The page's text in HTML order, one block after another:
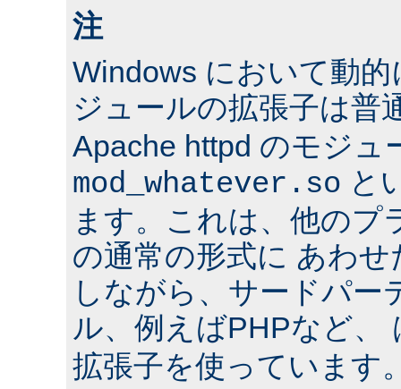
注
Windows において動
ジュールの拡張子は普
Apache httpd のモジュ
mod_whatever.so と
ます。これは、他のプ
の通常の形式に あわ
しながら、サードパー
ル、例えばPHPなど、
拡張子を使っています